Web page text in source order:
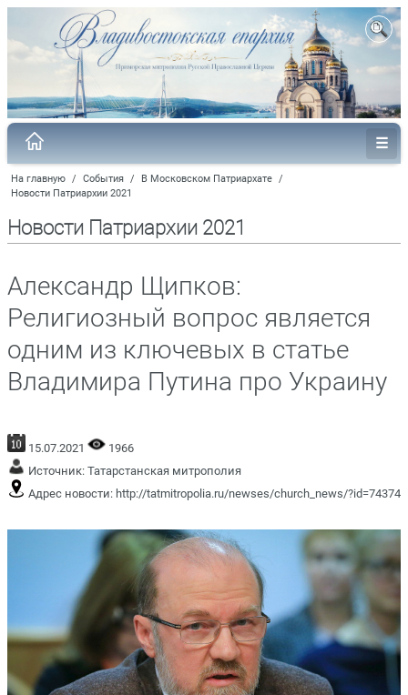
На главную / События / В Московском Патриархате /
Новости Патриархии 2021
Новости Патриархии 2021
Александр Щипков:
Религиозный вопрос является
одним из ключевых в статье
Владимира Путина про Украину
15.07.2021
1966
Источник: Татарстанская митрополия
Адрес новости: http://tatmitropolia.ru/newses/church_news/?id=74374